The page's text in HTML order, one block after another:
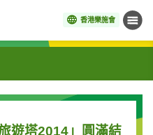
香港樂施會 目錄
遊塔2014」圓滿結